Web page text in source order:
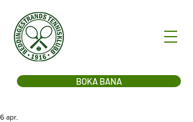
BOKA BANA
6 apr.